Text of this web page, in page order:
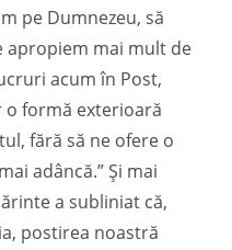
pe Dumnezeu, să
apropiem mai mult de
acum în Post,
formă exterioară
fără să ne ofere o
adâncă.” Și mai
a subliniat că,
postirea noastră